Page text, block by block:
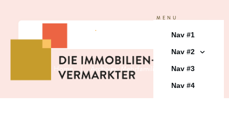
MENU
Nav #1
Nav #2
Nav #3
Nav #4
Home Archives: Mehrfamilienhaus